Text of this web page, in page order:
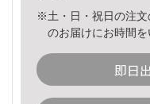
※土・日・祝日の注文
のお届けにお時間を
即日